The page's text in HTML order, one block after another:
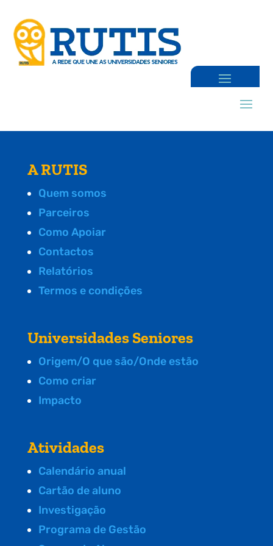
A RUTIS
Quem somos
Parceiros
Como Apoiar
Contactos
Relatórios
Termos e condições
Universidades Seniores
Origem/O que são/Onde estão
Como criar
Impacto
Atividades
Calendário anual
Cartão de aluno
Investigação
Programa de Gestão